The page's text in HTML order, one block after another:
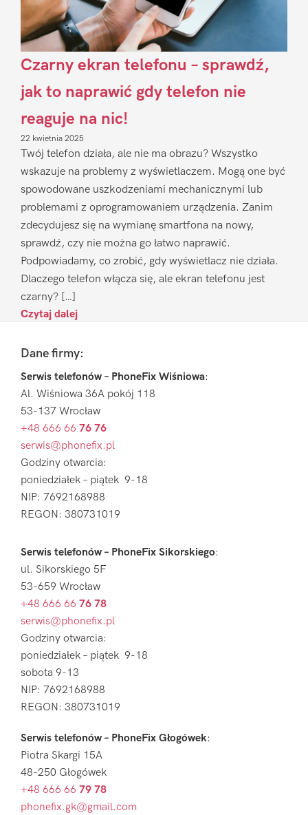
Czarny ekran telefonu – sprawdź,
jak to naprawić gdy telefon nie
reaguje na nic!
22 kwietnia 2025
Twój telefon działa, ale nie ma obrazu? Wszystko
wskazuje na problemy z wyświetlaczem. Mogą one być
spowodowane uszkodzeniami mechanicznymi lub
problemami z oprogramowaniem urządzenia. Zanim
zdecydujesz się na wymianę smartfona na nowy,
sprawdź, czy nie można go łatwo naprawić.
Podpowiadamy, co zrobić, gdy wyświetlacz nie działa.
Dlaczego telefon włącza się, ale ekran telefonu jest
czarny? […]
Czytaj dalej
FooterDane firmy:
Serwis telefonów – PhoneFix Wiśniowa:
Al. Wiśniowa 36A pokój 118
53-137 Wrocław
+48 666 66 76 76
serwis@phonefix.pl
Godziny otwarcia:
poniedziałek – piątek 9-18
NIP: 7692168988
REGON: 380731019
Serwis telefonów – PhoneFix Sikorskiego:
ul. Sikorskiego 5F
53-659 Wrocław
+48 666 66 76 78
serwis@phonefix.pl
Godziny otwarcia:
poniedziałek – piątek 9-18
sobota 9-13
NIP: 7692168988
REGON: 380731019
Serwis telefonów – PhoneFix Głogówek:
Piotra Skargi 15A
48-250 Głogówek
+48 666 66 79 78
phonefix.gk@gmail.com